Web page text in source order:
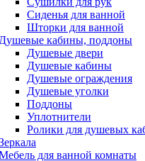
Сиденья для ванной
Шторки для ванной
Душевые кабины, поддоны
Душевые двери
Душевые кабины
Душевые ограждения
Душевые уголки
Поддоны
Уплотнители
Ролики для душевых
для ванной комнаты